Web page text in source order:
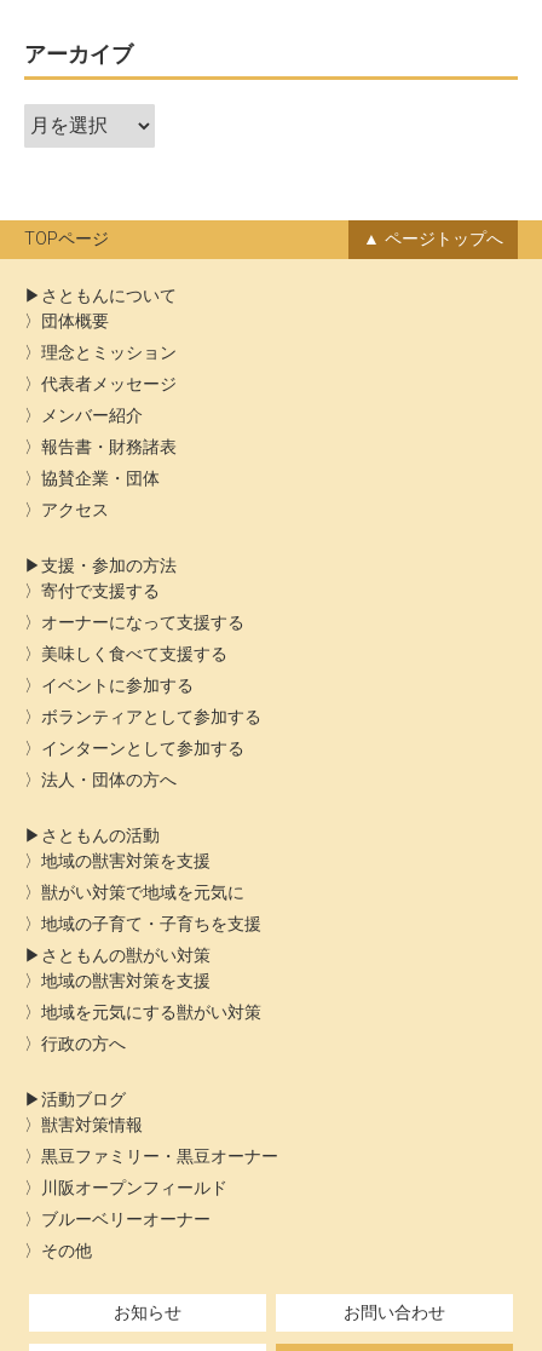
ー
シ
ョ
アーカイブ
ア
ー
ブ
TOPページ ページトップへ
さともんについて
団体概要
理念とミッション
代表者メッセージ
メンバー紹介
報告書・財務諸表
協賛企業・団体
アクセス
支援・参加の方法
寄付で支援する
オーナーになって支援する
美味しく食べて支援する
イベントに参加する
ボランティアとして参加する
インターンとして参加する
法人・団体の方へ
さともんの活動
地域の獣害対策を支援
獣がい対策で地域を元気に
地域の子育て・子育ちを支援
さともんの獣がい対策
地域の獣害対策を支援
地域を元気にする獣がい対策
行政の方へ
活動ブログ
獣害対策情報
黒豆ファミリー・黒豆オーナー
川阪オープンフィールド
ブルーベリーオーナー
その他
お知らせ お問い合わせ